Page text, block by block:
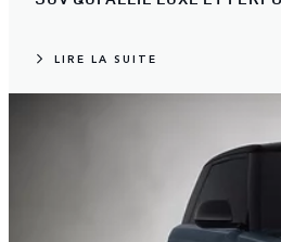
LIRE LA SUITE